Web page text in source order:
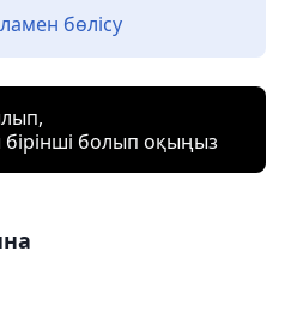
бөлісу
болып оқыңыз